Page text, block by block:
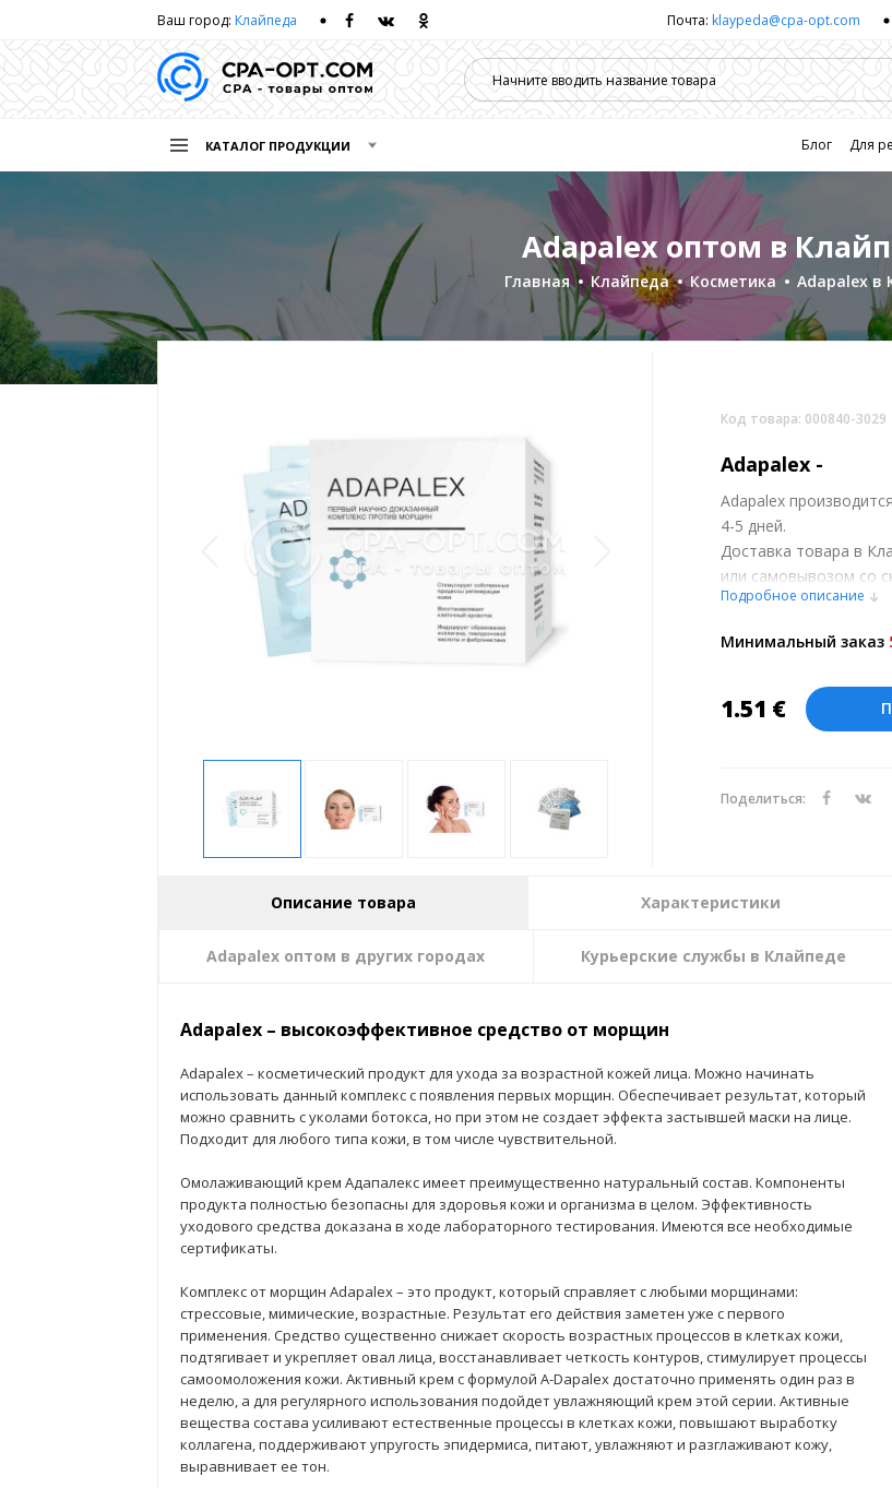
Ваш город: Клайпеда Почта: klaypeda@cpa-opt.com
КАТАЛОГ ПРОДУКЦИИ Блог Для
Главная Клайпеда Косметика Adapalex в
Adapalex оптом в
Код товара: 000840-3029
Adapalex -
Adapalex
4-5 дней.
Доставка товара в
или самовывозом со
обсуждении заказа с
курсу ЦБ РФ на
Подробное описание
Минимальный заказ
1.51 €
Поделиться:
Описание товара Характеристики
Adapalex оптом в других городах Курьерские службы в Клайпеде
Adapalex – высокоэффективное средство от морщин
Adapalex – косметический продукт для ухода за возрастной кожей лица. Можно начинать
использовать данный комплекс с появления первых морщин. Обеспечивает результат, который
можно сравнить с уколами ботокса, но при этом не создает эффекта застывшей маски на лице.
Подходит для любого типа кожи, в том числе чувствительной.
Омолаживающий крем Адапалекс имеет преимущественно натуральный состав. Компоненты
продукта полностью безопасны для здоровья кожи и организма в целом. Эффективность
уходового средства доказана в ходе лабораторного тестирования. Имеются все необходимые
сертификаты.
Комплекс от морщин Adapalex – это продукт, который справляет с любыми морщинами:
стрессовые, мимические, возрастные. Результат его действия заметен уже с первого
применения. Средство существенно снижает скорость возрастных процессов в клетках кожи,
подтягивает и укрепляет овал лица, восстанавливает четкость контуров, стимулирует процессы
самоомоложения кожи. Активный крем с формулой A-Dapalex достаточно применять один раз в
неделю, а для регулярного использования подойдет увлажняющий крем этой серии. Активные
вещества состава усиливают естественные процессы в клетках кожи, повышают выработку
коллагена, поддерживают упругость эпидермиса, питают, увлажняют и разглаживают кожу,
выравнивает ее тон.